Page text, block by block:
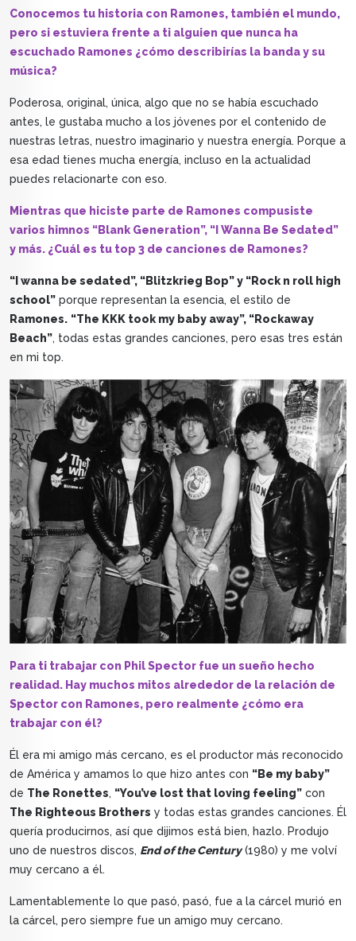
Conocemos tu historia con Ramones, también el mundo,
pero si estuviera frente a ti alguien que nunca ha
escuchado Ramones ¿cómo describirías la banda y su
música?
Poderosa, original, única, algo que no se había escuchado
antes, le gustaba mucho a los jóvenes por el contenido de
nuestras letras, nuestro imaginario y nuestra energía. Porque a
esa edad tienes mucha energía, incluso en la actualidad
puedes relacionarte con eso.
Mientras que hiciste parte de Ramones compusiste
varios himnos “Blank Generation”, “I Wanna Be Sedated”
y más. ¿Cuál es tu top 3 de canciones de Ramones?
“I wanna be sedated”, “Blitzkrieg Bop” y “Rock n roll high
school” porque representan la esencia, el estilo de
Ramones. “The KKK took my baby away”, “Rockaway
Beach”, todas estas grandes canciones, pero esas tres están
en mi top.
Para ti trabajar con Phil Spector fue un sueño hecho
realidad. Hay muchos mitos alrededor de la relación de
Spector con Ramones, pero realmente ¿cómo era
trabajar con él?
Él era mi amigo más cercano, es el productor más reconocido
de América y amamos lo que hizo antes con “Be my baby”
de The Ronettes, “You’ve lost that loving feeling” con
The Righteous Brothers y todas estas grandes canciones. Él
quería producirnos, así que dijimos está bien, hazlo. Produjo
uno de nuestros discos, End of the Century(1980) y me volví
muy cercano a él.
Lamentablemente lo que pasó, pasó, fue a la cárcel murió en
la cárcel, pero siempre fue un amigo muy cercano.